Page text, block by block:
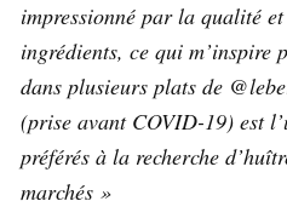
impressionné par la qualité
ingrédients, ce qui m’inspire
dans plusieurs plats de
(prise avant COVID-19) est
préférés à la recherche
marchés »